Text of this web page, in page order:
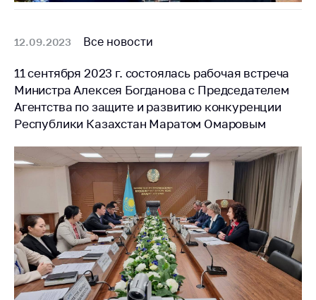
12.09.2023 Все новости
11 сентября 2023 г. состоялась рабочая встреча
Министра Алексея Богданова с Председателем
Агентства по защите и развитию конкуренции
Республики Казахстан Маратом Омаровым